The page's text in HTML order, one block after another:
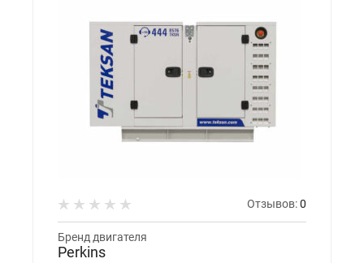
Отзывов:0
Бренд двигателя
Perkins